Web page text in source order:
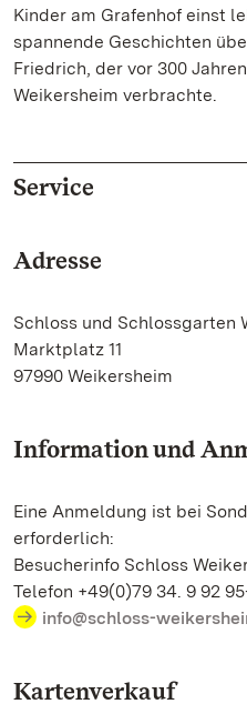
Kinder am Grafenhof einst
spannende Geschichten
Friedrich, der vor 300
Weikersheim verbrachte.
Service
Adresse
Schloss und Schlossgarten
Marktplatz 11
97990 Weikersheim
Information und
Eine Anmeldung ist bei
erforderlich:
Besucherinfo Schloss
Telefon +49(0)79 34. 9 92
info@schloss-
Kartenverkauf